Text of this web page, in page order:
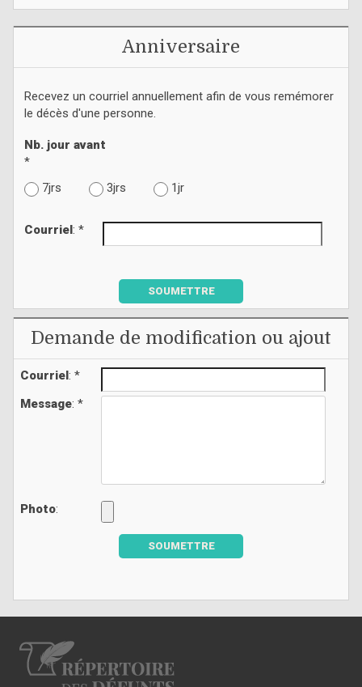
Anniversaire
Recevez un courriel annuellement afin de vous remémorer
le décès d'une personne.
Nb. jour avant
*
7jrs
3jrs 1jr
Courriel : *
SOUMETTRE
Demande de modification ou ajout
Courriel: *
Message: *
Photo:
SOUMETTRE